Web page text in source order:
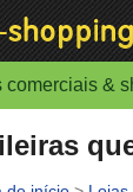
comerciais &